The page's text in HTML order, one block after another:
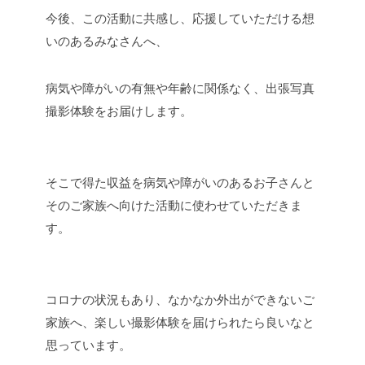
今後、この活動に共感し、応援していただける想
いのあるみなさんへ、
病気や障がいの有無や年齢に関係なく、出張写真
撮影体験をお届けします。
そこで得た収益を病気や障がいのあるお子さんと
そのご家族へ向けた活動に使わせていただきま
す。
コロナの状況もあり、なかなか外出ができないご
家族へ、楽しい撮影体験を届けられたら良いなと
思っています。